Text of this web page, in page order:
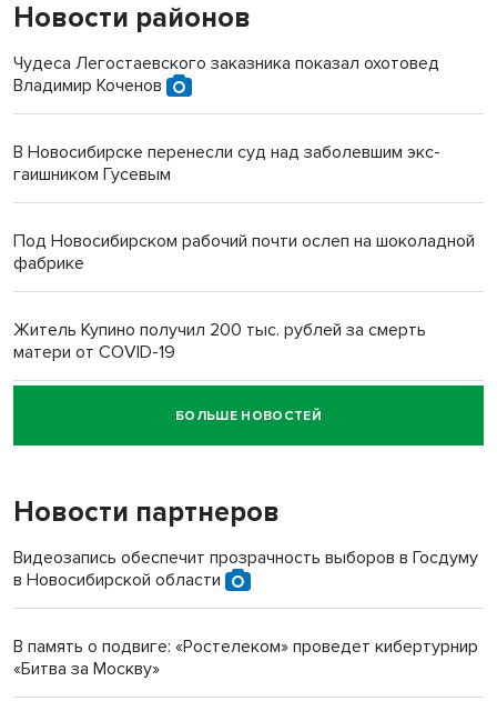
Новости районов
Чудеса Легостаевского заказника показал охотовед
Владимир Коченов
В Новосибирске перенесли суд над заболевшим экс-
гаишником Гусевым
Под Новосибирском рабочий почти ослеп на шоколадной
фабрике
Житель Купино получил 200 тыс. рублей за смерть
матери от COVID-19
Новосибирский суд наказал водителя за смерть
пенсионерки на вокзале
БОЛЬШЕ НОВОСТЕЙ
Новости партнеров
Видеозапись обеспечит прозрачность выборов в Госдуму
в Новосибирской области
В память о подвиге: «Ростелеком» проведет кибертурнир
«Битва за Москву»